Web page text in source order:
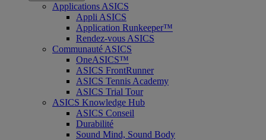
Applications ASICS
Appli ASICS
Application Runkeeper™
Rendez-vous ASICS
Communauté ASICS
OneASICS™
ASICS FrontRunner
ASICS Tennis Academy
ASICS Trial Tour
ASICS Knowledge Hub
ASICS Conseil
Durabilité
Sound Mind, Sound Body